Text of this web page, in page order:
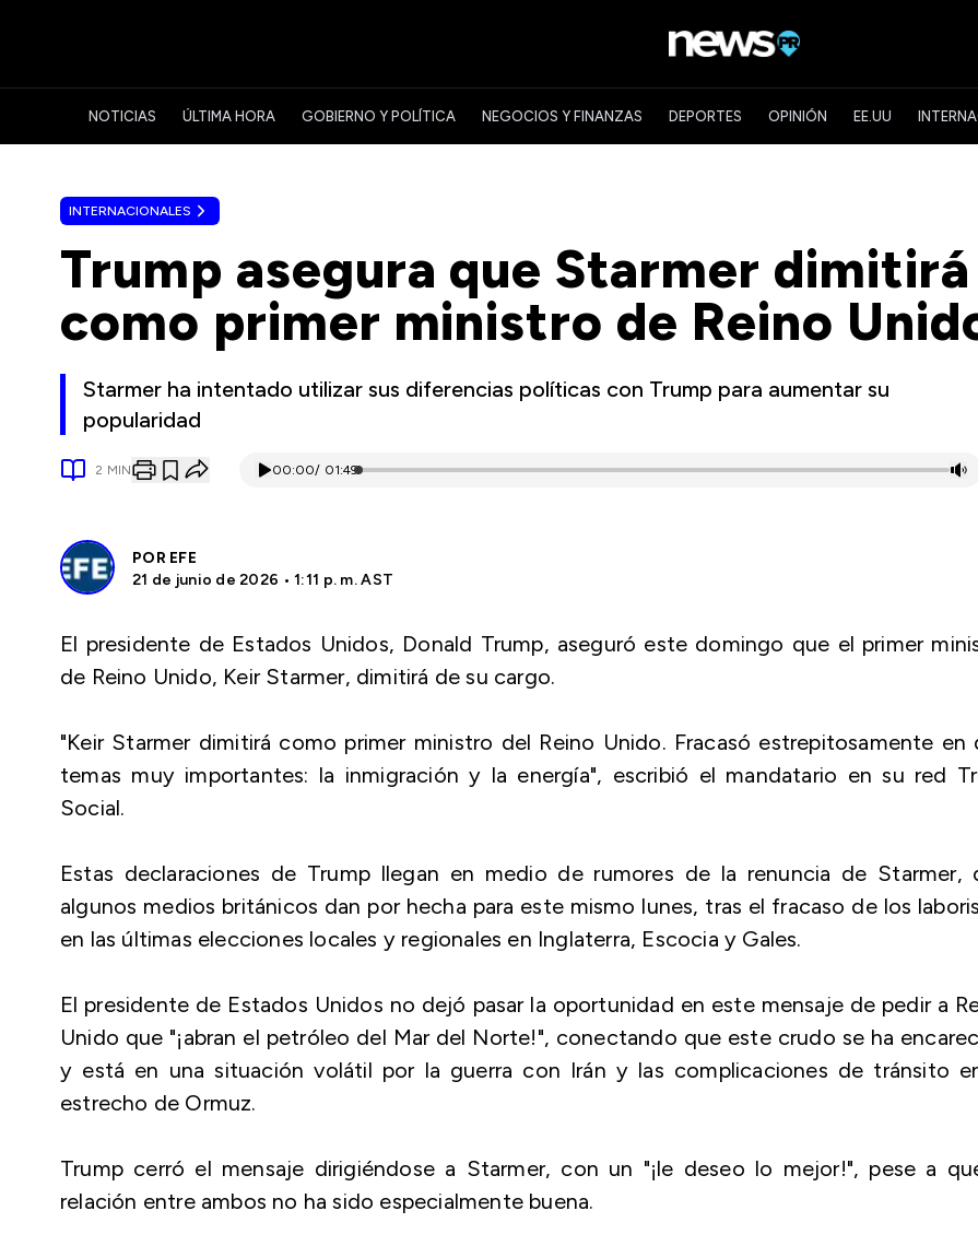
NOTICIAS ÚLTIMA HORA GOBIERNO Y POLÍTICA NEGOCIOS Y FINANZAS DEPORTES OPINIÓN EE.UU
INTERNACIONALES
Trump asegura que Starmer dimitirá
como primer ministro de Reino
Starmer ha intentado utilizar sus diferencias políticas con Trump para aumentar su
popularidad
2 MIN 00:00/ 01:49
POR EFE
21 de junio de 2026 • 1:11 p. m. AST
El presidente de Estados Unidos, Donald Trump, aseguró este domingo que el primer
de Reino Unido, Keir Starmer, dimitirá de su cargo.
"Keir Starmer dimitirá como primer ministro del Reino Unido. Fracasó estrepitosamente en
temas muy importantes: la inmigración y la energía", escribió el mandatario en su red
Social.
Estas declaraciones de Trump llegan en medio de rumores de la renuncia de Starmer,
algunos medios británicos dan por hecha para este mismo lunes, tras el fracaso de los
en las últimas elecciones locales y regionales en Inglaterra, Escocia y Gales.
El presidente de Estados Unidos no dejó pasar la oportunidad en este mensaje de pedir a
Unido que "¡abran el petróleo del Mar del Norte!", conectando que este crudo se ha
y está en una situación volátil por la guerra con Irán y las complicaciones de tránsito
estrecho de Ormuz.
Trump cerró el mensaje dirigiéndose a Starmer, con un "¡le deseo lo mejor!", pese a
relación entre ambos no ha sido especialmente buena.